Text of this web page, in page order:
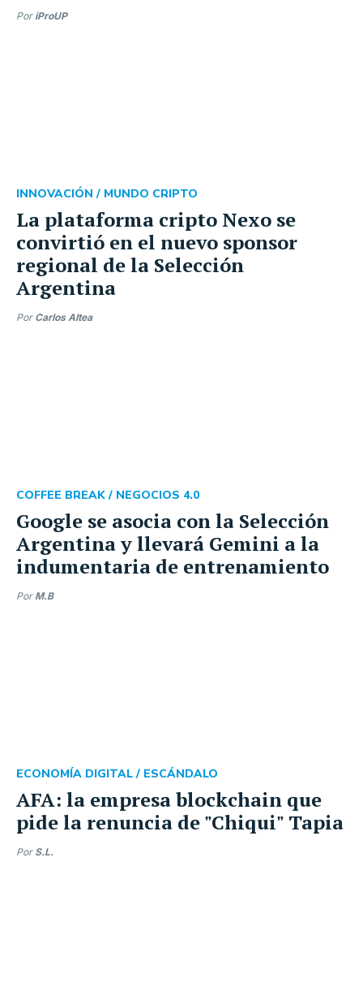
Por iProUP
La plataforma cripto Nexo se
convirtió en el nuevo sponsor
regional de la Selección
Argentina
INNOVACIÓN / MUNDO CRIPTO
Por Carlos Altea
Google se asocia con la Selección
Argentina y llevará Gemini a la
indumentaria de entrenamiento
COFFEE BREAK / NEGOCIOS 4.0
Por M.B
AFA: la empresa blockchain que
pide la renuncia de "Chiqui" Tapia
ECONOMÍA DIGITAL / ESCÁNDALO
Por S.L.